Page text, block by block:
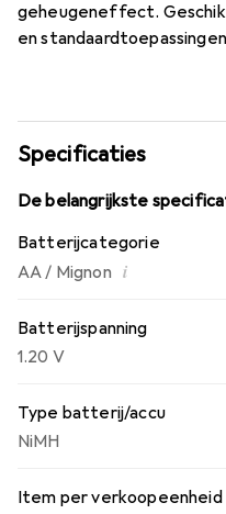
geheugeneffect.
en
Specificaties
De belangrijkste
Batterijcategorie
AA / Mignon i
Batterijspanning
1.20 V
Type batterij/accu
NiMH
Item per verkoopeenheid